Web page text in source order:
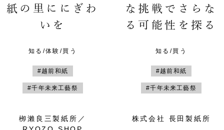
紙の里ににぎわ
いを
知る/体験/買う
#越前和紙
#千年未来工藝祭
栁瀨良三製紙所／
な挑戦でさらな
る可能性を探る
知る/買う
#越前和紙
#千年未来工藝祭
株式会社 長田製紙所